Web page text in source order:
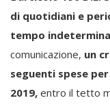
di quotidiani e
tempo
comunicazione, un
seguenti spese
2019, entro il tetto